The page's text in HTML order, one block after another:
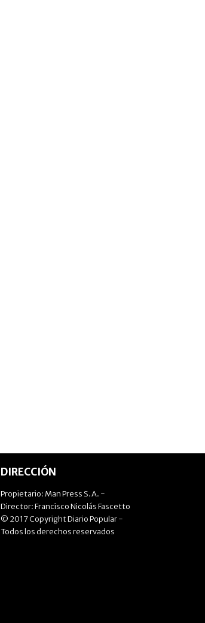
DIRECCIÓN
Propietario: Man Press S.A. -
Director: Francisco Nicolás Fascetto
© 2017 Copyright Diario Popular -
Todos los derechos reservados